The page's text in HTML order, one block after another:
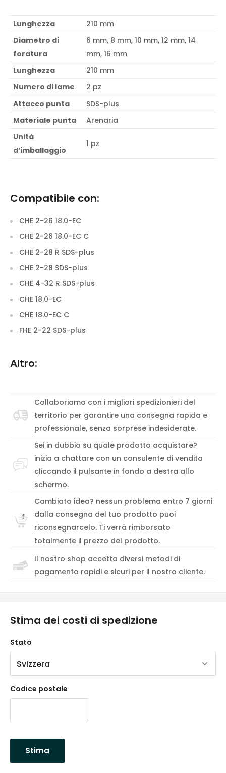
Lunghezza
210 mm
Diametro di
foratura
6 mm, 8 mm, 10 mm, 12 mm, 14
mm, 16 mm
Lunghezza
210 mm
Numero di lame
2 pz
Attacco punta
SDS-plus
Materiale punta
Arenaria
Unità
d’imballaggio
1 pz
Compatibile con:
CHE 2-26 18.0-EC
CHE 2-26 18.0-EC C
CHE 2-28 R SDS-plus
CHE 2-28 SDS-plus
CHE 4-32 R SDS-plus
CHE 18.0-EC
CHE 18.0-EC C
FHE 2-22 SDS-plus
Altro:
Collaboriamo con i migliori spedizionieri del
territorio per garantire una consegna rapida e
professionale, senza sorprese indesiderate.
Sei in dubbio su quale prodotto acquistare?
inizia a chattare con un consulente di vendita
cliccando il pulsante in fondo a destra allo
schermo.
Cambiato idea? nessun problema entro 7 giorni
dalla consegna del tuo prodotto puoi
riconsegnarcelo. Ti verrà rimborsato
totalmente il prezzo del prodotto.
Il nostro shop accetta diversi metodi di
pagamento rapidi e sicuri per il nostro cliente.
Stima dei costi di spedizione
Stato
Codice postale
Stima